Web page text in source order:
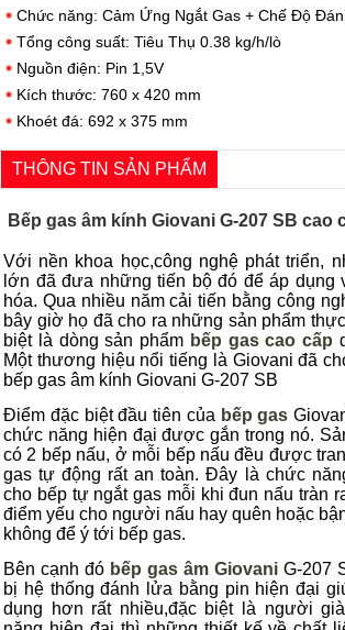
Chức năng: Cảm Ứng Ngắt Gas + Chế Độ
Tổng công suất: Tiêu Thụ 0.38 kg/h/lò
Nguồn điện: Pin 1,5V
Kích thước: 760 x 420 mm
Khoét đá: 692 x 375 mm
THÔNG TIN SẢN PHẨM
Bếp gas âm kính Giovani G-207 SB cao
Với nền khoa học,công nghệ phát triển,
lớn đã đưa những tiến bộ đó để áp dụng
hóa. Qua nhiều năm cải tiến bằng công
bây giờ họ đã cho ra những sản phẩm
biệt là dòng sản phẩm bếp gas cao cấp
Một thương hiệu nổi tiếng là Giovani đã
bếp gas âm kính Giovani G-207 SB
Điểm đặc biệt đầu tiên của bếp gas
chức năng hiện đại được gắn trong nó.
có 2 bếp nấu, ở mỗi bếp nấu đều được
gas tự động rất an toàn. Đây là chức
cho bếp tự ngắt gas mỗi khi đun nấu tràn
điểm yếu cho người nấu hay quên hoặc
không để ý tới bếp gas.
Bên cạnh đó bếp gas âm Giovani G-207
bị hệ thống đánh lửa bằng pin hiện đại
dụng hơn rất nhiều,đặc biệt là người